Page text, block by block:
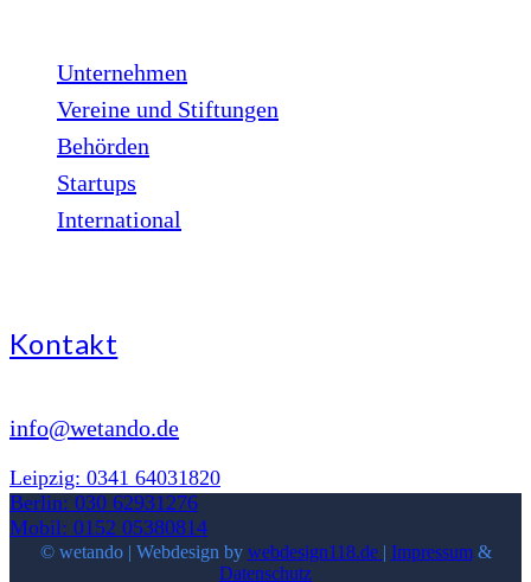
Unternehmen
Vereine und Stiftungen
Behörden
Startups
International
Kontakt
info@wetando.de
Leipzig: 0341 64031820
Berlin: 030 62931276
Mobil: 0152 05380814
© wetando | Webdesign by webdesign118.de | Impressum&
Datenschutz